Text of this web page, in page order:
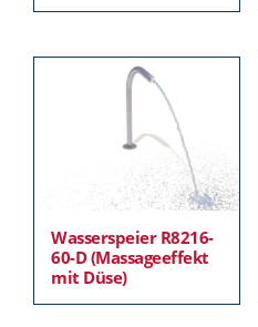
Wasserspeier R8216-
60-D (Massageeffekt
mit Düse)